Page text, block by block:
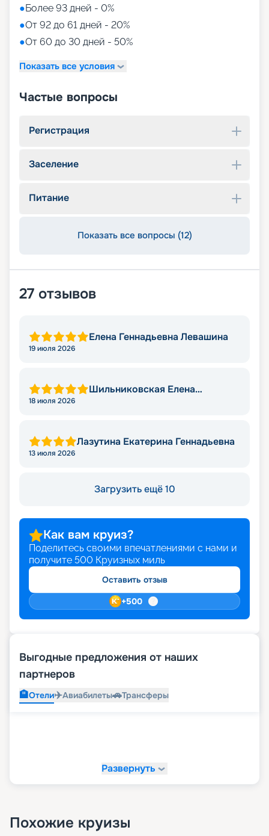
●Более 93 дней - 0%
●От 92 до 61 дней - 20%
●От 60 до 30 дней - 50%
Показать все условия
Частые вопросы
Регистрация
Заселение
Питание
Показать все вопросы (12)
27 отзывов
Елена Геннадьевна Левашина
19 июля 2026
Шильниковская Елена
18 июля 2026
Лазутина Екатерина Геннадьевна
13 июля 2026
Загрузить ещё 10
Как вам круиз?
Поделитесь своими впечатлениями с нами и
получите 500 Круизных миль
Оставить отзыв
+500
Выгодные предложения от наших
партнеров
🏨Отели✈️Авиабилеты🚗Трансферы
Развернуть
Похожие круизы